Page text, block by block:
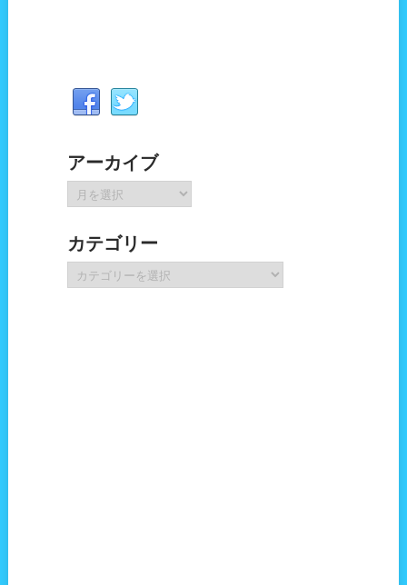
アーカイブ
ー
イ
ブ
カテゴリー
テ